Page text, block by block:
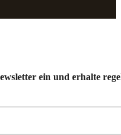
ein und erhalte